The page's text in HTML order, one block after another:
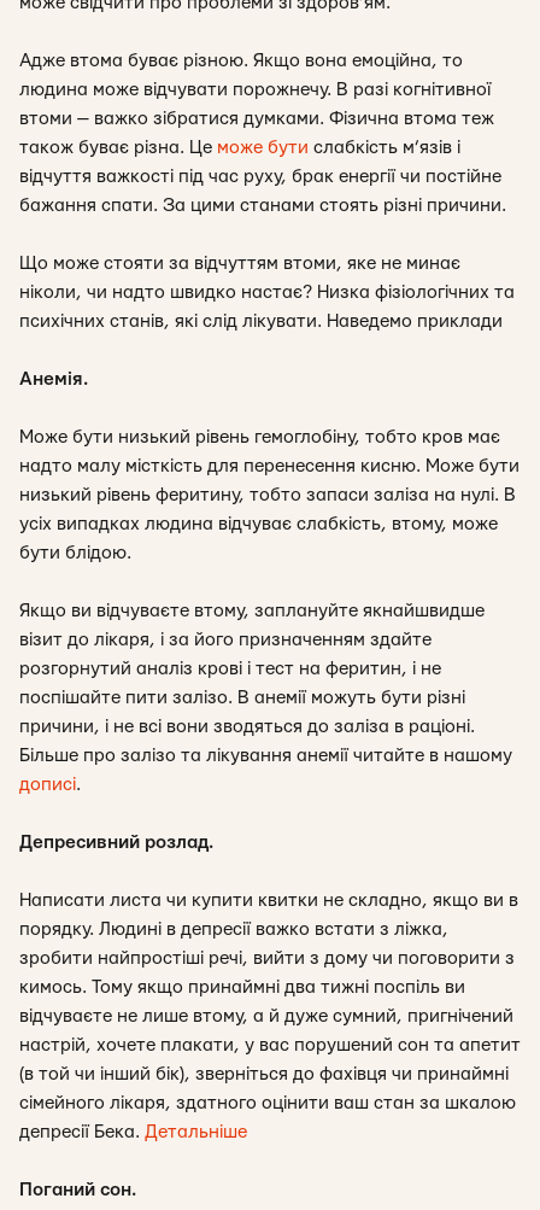
Адже втома буває різною. Якщо вона емоційна, то
людина може відчувати порожнечу. В разі когнітивної
втоми — важко зібратися думками. Фізична втома теж
також буває різна. Це може бути слабкість м’язів і
відчуття важкості під час руху, брак енергії чи постійне
бажання спати. За цими станами стоять різні причини.
Що може стояти за відчуттям втоми, яке не минає
ніколи, чи надто швидко настає? Низка фізіологічних та
психічних станів, які слід лікувати. Наведемо приклади
Анемія.
Може бути низький рівень гемоглобіну, тобто кров має
надто малу місткість для перенесення кисню. Може бути
низький рівень феритину, тобто запаси заліза на нулі. В
усіх випадках людина відчуває слабкість, втому, може
бути блідою.
Якщо ви відчуваєте втому, заплануйте якнайшвидше
візит до лікаря, і за його призначенням здайте
розгорнутий аналіз крові і тест на феритин, і не
поспішайте пити залізо. В анемії можуть бути різні
причини, і не всі вони зводяться до заліза в раціоні.
Більше про залізо та лікування анемії читайте в нашому
дописі.
Депресивний розлад.
Написати листа чи купити квитки не складно, якщо ви в
порядку. Людині в депресії важко встати з ліжка,
зробити найпростіші речі, вийти з дому чи поговорити з
кимось. Тому якщо принаймні два тижні поспіль ви
відчуваєте не лише втому, а й дуже сумний, пригнічений
настрій, хочете плакати, у вас порушений сон та апетит
(в той чи інший бік), зверніться до фахівця чи принаймні
сімейного лікаря, здатного оцінити ваш стан за шкалою
депресії Бека. Детальніше
Поганий сон.